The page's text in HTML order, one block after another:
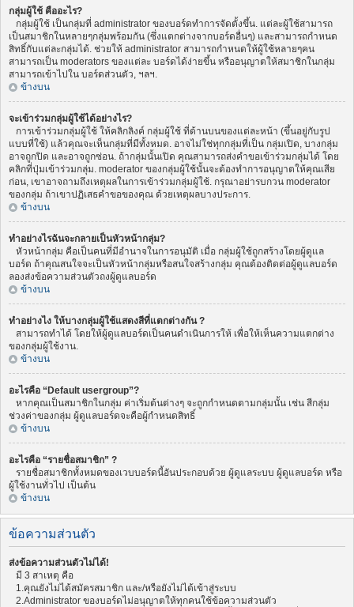
กลุ่มผู้ใช้ คืออะไร?
กลุ่มผู้ใช้ เป็นกลุ่มที่ administrator ของบอร์ดทำการจัดตั้งขึ้น. แต่ละผู้ใช้สามารถ
เป็นสมาชิกในหลายๆกลุ่มพร้อมกัน (ซึ่งแตกต่างจากบอร์ดอื่นๆ) และสามารถกำหนด
สิทธิ์กับแต่ละกลุ่มได้. ช่วยให้ administrator สามารถกำหนดให้ผู้ใช้หลายๆคน
สามารถเป็น moderators ของแต่ละ บอร์ดได้ง่ายขึ้น หรืออนุญาตให้สมาชิกในกลุ่ม
สามารถเข้าไปใน บอร์ดส่วนตัว, ฯลฯ.
ข้างบน
จะเข้าร่วมกลุ่มผู้ใช้ได้อย่างไร?
การเข้าร่วมกลุ่มผู้ใช้ ให้คลิกลิงค์ กลุ่มผู้ใช้ ที่ด้านบนของแต่ละหน้า (ขึ้นอยู่กับรูป
แบบที่ใช้) แล้วคุณจะเห็นกลุ่มที่มีทั้งหมด. อาจไม่ใช่ทุกกลุ่มที่เป็น กลุ่มเปิด, บางกลุ่ม
อาจถูกปิด และอาจถูกซ่อน. ถ้ากลุ่มนั้นเปิด คุณสามารถส่งคำขอเข้าร่วมกลุ่มได้ โดย
คลิกที่ปุ่มเข้าร่วมกลุ่ม. moderator ของกลุ่มผู้ใช้นั้นจะต้องทำการอนุญาตให้คุณเสีย
ก่อน, เขาอาจถามถึงเหตุผลในการเข้าร่วมกลุ่มผู้ใช้. กรุณาอย่ารบกวน moderator
ของกลุ่ม ถ้าเขาปฏิเสธคำขอของคุณ ด้วยเหตุผลบางประการ.
ข้างบน
ทำอย่างไรฉันจะกลายเป็นหัวหน้ากลุ่ม?
หัวหน้ากลุ่ม คือเป็นคนที่มีอำนาจในการอนุมัติ เมื่อ กลุ่มผู้ใช้ถูกสร้างโดยผู้ดูแล
บอร์ด ถ้าคุณสนใจจะเป็นหัวหน้ากลุ่มหรือสนใจสร้างกลุ่ม คุณต้องติดต่อผู้ดูแลบอร์ด
ลองส่งข้อความส่วนตัวถงผู้ดูแลบอร์ด
ข้างบน
ทำอย่างไง ให้บางกลุ่มผู้ใช้แสดงสีที่แตกต่างกัน ?
สามารถทำได้ โดยให้ผู้ดูแลบอร์ดเป็นคนดำเนินการให้ เพื่อให้เห็นความแตกต่าง
ของกลุ่มผู้ใช้งาน.
ข้างบน
อะไรคือ “Default usergroup”?
หากคุณเป็นสมาชิกในกลุ่ม ค่าเริ่มต้นต่างๆ จะถูกกำหนดตามกลุ่มนั้น เช่น สีกลุ่ม
ช่วงค่าของกลุ่ม ผู้ดูแลบอร์ดจะคือผู้กำหนดสิทธิ์
ข้างบน
อะไรคือ “รายชื่อสมาชิก” ?
รายชื่อสมาชิกทั้งหมดของเวบบอร์ดนี้อันประกอบด้วย ผู้ดูแลระบบ ผู้ดูแลบอร์ด หรือ
ผู้ใช้งานทั่วไป เป็นต้น
ข้างบน
ข้อความส่วนตัว
ส่งข้อความส่วนตัวไม่ได้!
มี 3 สาเหตุ คือ
1.คุณยังไม่ได้สมัครสมาชิก และ/หรือยังไม่ได้เข้าสู่ระบบ
2.Administrator ของบอร์ดไม่อนุญาตให้ทุกคนใช้ข้อความส่วนตัว